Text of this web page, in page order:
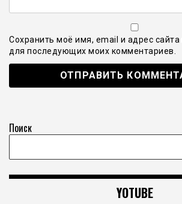
Сохранить моё имя, email и адрес сайта
для последующих моих комментариев.
Поиск
YOTUBE